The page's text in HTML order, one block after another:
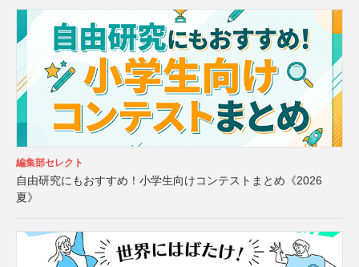
編集部セレクト
自由研究にもおすすめ！小学生向けコンテストまとめ《2026
夏》